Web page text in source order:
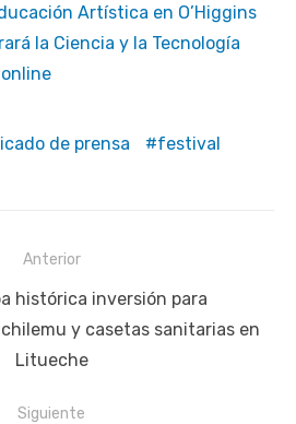
Artística en O’Higgins
la Ciencia y la Tecnología
de prensa
festival
Anterior
histórica inversión para
y casetas sanitarias en
Litueche
Siguiente